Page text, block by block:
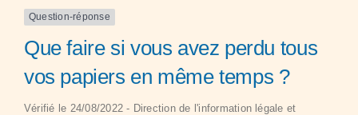
Question-réponse
Que faire si vous avez perdu tous
vos papiers en même temps ?
Vérifié le 24/08/2022 - Direction de l'information légale et